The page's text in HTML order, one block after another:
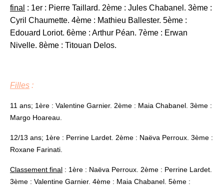
final : 1er : Pierre Taillard. 2ème : Jules Chabanel. 3ème :
Cyril Chaumette. 4ème : Mathieu Ballester. 5ème :
Edouard Loriot. 6ème : Arthur Péan. 7ème : Erwan
Nivelle. 8ème : Titouan Delos.
Filles :
11 ans; 1ère : Valentine Garnier. 2ème : Maia Chabanel. 3ème :
Margo Hoareau.
12/13 ans; 1ère : Perrine Lardet. 2ème : Naëva Perroux. 3ème :
Roxane Farinati.
Classement final : 1ère : Naëva Perroux. 2ème : Perrine Lardet.
3ème : Valentine Garnier. 4ème : Maia Chabanel. 5ème :